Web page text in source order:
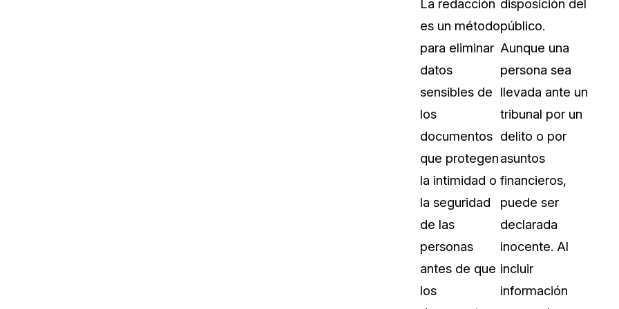
sus necesidades de redacción
Centro de Ayuda
Obtenga respuestas a sus
CaseGuard
Videoteca
CaseGuard. Práctica nuevas
aprender
Recomendaciones
Historias sobre cómo nuestros
utilizan CaseGuard studio a diario
La redacción
es un método
para eliminar
datos
sensibles de
los
documentos
que protegen
la intimidad o
la seguridad
de las
personas
antes de que
los
disposición del
público.
Aunque una
persona sea
llevada ante un
tribunal por un
delito o por
asuntos
financieros,
puede ser
declarada
inocente. Al
incluir
información